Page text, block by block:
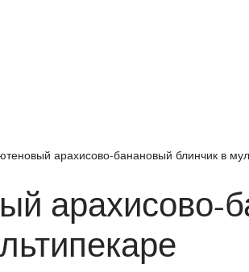
арахисово-банановый блинчик в
арахисово-